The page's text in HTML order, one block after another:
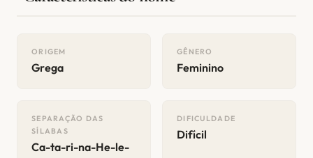
ORIGEM
Grega
GÊNERO
Feminino
SEPARAÇÃO DAS
SÍLABAS
Ca-ta-ri-na-He-le-
DIFICULDADE
Difícil